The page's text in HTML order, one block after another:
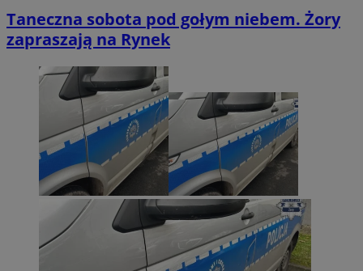
Taneczna sobota pod gołym niebem. Żory
zapraszają na Rynek